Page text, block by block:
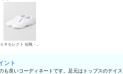
ＵＲセレクト 短靴・レザーシューズ
ント
良いコーディネートです。足元はトップスのテイ